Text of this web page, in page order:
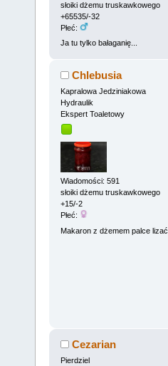
słoiki dżemu truskawkowego
+65535/-32
Płeć:
Ja tu tylko bałaganię...
Chlebusia
Kapralowa Jedziniakowa
Hydraulik
Ekspert Toaletowy
Wiadomości: 591
słoiki dżemu truskawkowego
+15/-2
Płeć:
Makaron z dżemem palce lizać
Cezarian
Pierdziel